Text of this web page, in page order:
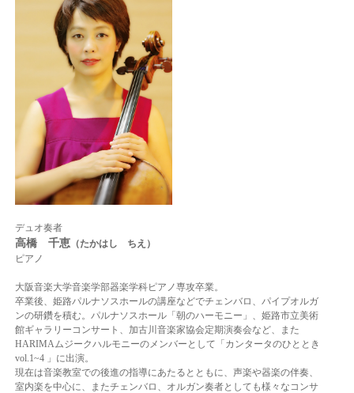
デュオ奏者
高橋 千恵（たかはし ちえ）
ピアノ
大阪音楽大学音楽学部器楽学科ピアノ専攻卒業。
卒業後、姫路パルナソスホールの講座などでチェンバロ、パイプオルガ
ンの研鑽を積む。 パルナソスホール「朝のハーモニー」、姫路市立美術
館ギャラリーコンサート、 加古川音楽家協会定期演奏会など、また
HARIMAムジークハルモニーのメンバーとして「カンタータのひととき
vol.1~4 」に出演。
現在は音楽教室での後進の指導にあたるとともに、声楽や器楽の伴奏、
室内楽を中心に、またチェンバロ、オルガン奏者としても様々なコンサ